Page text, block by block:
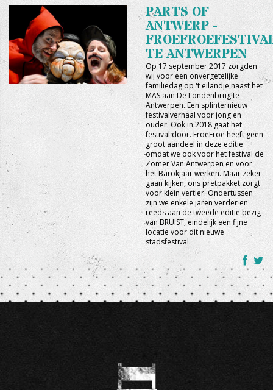
PARTS OF
ANTWERP -
TE ANTWERPEN
Op 17 september 2017 zorgden
wij voor een onvergetelijke
familiedag op 't eilandje naast het
MAS aan De Londenbrug te
Antwerpen. Een splinternieuw
festivalverhaal voor jong en
ouder. Ook in 2018 gaat het
festival door. FroeFroe heeft geen
groot aandeel in deze editie
omdat we ook voor het festival de
Zomer Van Antwerpen en voor
het Barokjaar werken. Maar zeker
gaan kijken, ons pretpakket zorgt
voor klein vertier. Ondertussen
zijn we enkele jaren verder en
reeds aan de tweede editie bezig
van BRUIST, eindelijk een fijne
locatie voor dit nieuwe
stadsfestival.